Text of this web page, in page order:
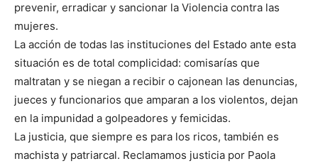
prevenir, erradicar y sancionar la Violencia contra las
mujeres.
La acción de todas las instituciones del Estado ante esta
situación es de total complicidad: comisarías que
maltratan y se niegan a recibir o cajonean las denuncias,
jueces y funcionarios que amparan a los violentos, dejan
en la impunidad a golpeadores y femicidas.
La justicia, que siempre es para los ricos, también es
machista y patriarcal. Reclamamos justicia por Paola